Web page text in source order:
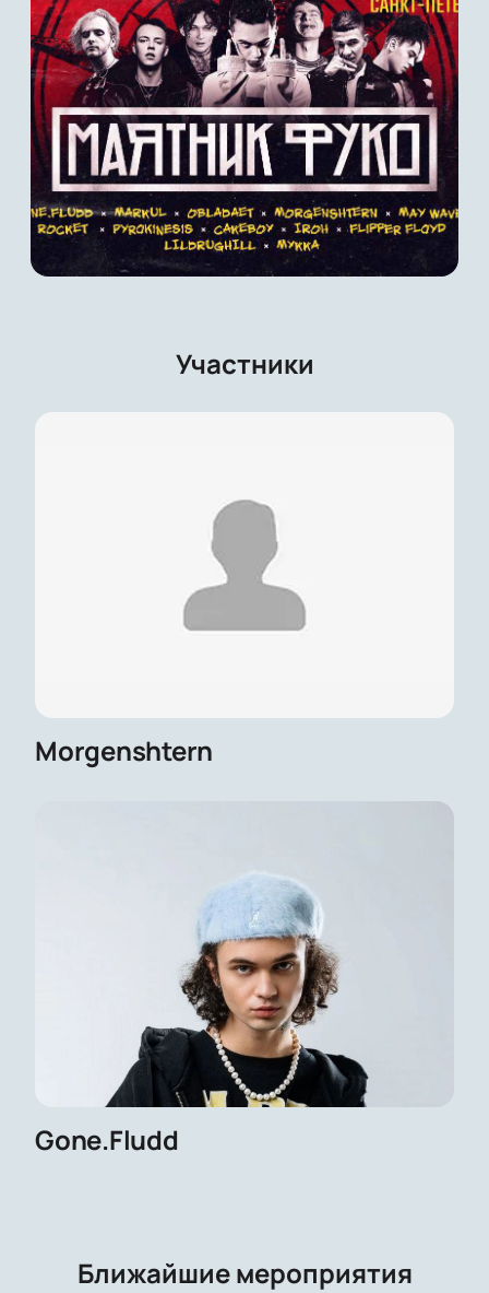
Участники
Morgenshtern
Gone.Fludd
Ближайшие мероприятия